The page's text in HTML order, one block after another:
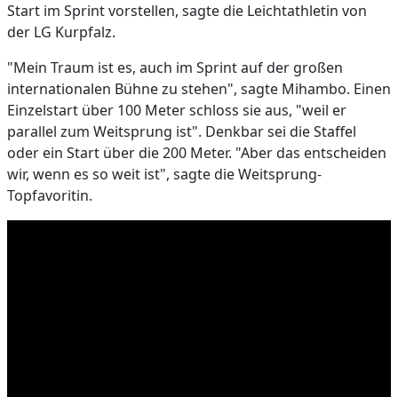
Start im Sprint vorstellen, sagte die Leichtathletin von
der LG Kurpfalz.
"Mein Traum ist es, auch im Sprint auf der großen
internationalen Bühne zu stehen", sagte Mihambo. Einen
Einzelstart über 100 Meter schloss sie aus, "weil er
parallel zum Weitsprung ist". Denkbar sei die Staffel
oder ein Start über die 200 Meter. "Aber das entscheiden
wir, wenn es so weit ist", sagte die Weitsprung-
Topfavoritin.